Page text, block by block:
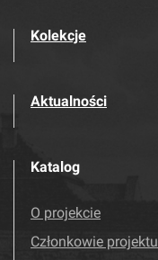
Kolekcje
Aktualności
Katalog
O projekcie
Członkowie projektu